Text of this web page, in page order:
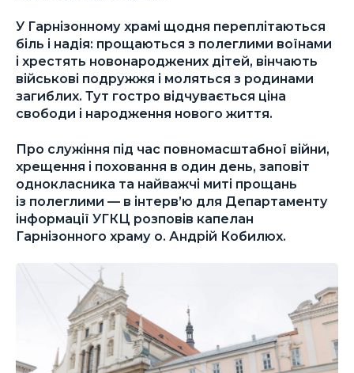
У Гарнізонному храмі щодня переплітаються
біль і надія: прощаються з полеглими воїнами
і хрестять новонароджених дітей, вінчають
військові подружжя і моляться з родинами
загиблих. Тут гостро відчувається ціна
свободи і народження нового життя.
Про служіння під час повномасштабної війни,
хрещення і поховання в один день, заповіт
однокласника та найважчі миті прощань
із полеглими — в інтерв’ю для Департаменту
інформації УГКЦ розповів капелан
Гарнізонного храму о. Андрій Кобилюх.